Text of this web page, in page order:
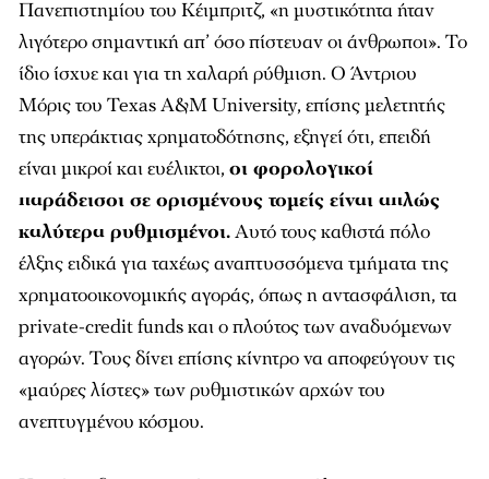
Πανεπιστημίου του Κέιμπριτζ, «η μυστικότητα ήταν
λιγότερο σημαντική απ’ όσο πίστευαν οι άνθρωποι». Το
ίδιο ίσχυε και για τη χαλαρή ρύθμιση. Ο Άντριου
Μόρις του Texas A&M University, επίσης μελετητής
της υπεράκτιας χρηματοδότησης, εξηγεί ότι, επειδή
είναι μικροί και ευέλικτοι, οι φορολογικοί
παράδεισοι σε ορισμένους τομείς είναι απλώς
καλύτερα ρυθμισμένοι.Αυτό τους καθιστά πόλο
έλξης ειδικά για ταχέως αναπτυσσόμενα τμήματα της
χρηματοοικονομικής αγοράς, όπως η αντασφάλιση, τα
private-credit funds και ο πλούτος των αναδυόμενων
αγορών. Τους δίνει επίσης κίνητρο να αποφεύγουν τις
«μαύρες λίστες» των ρυθμιστικών αρχών του
ανεπτυγμένου κόσμου.